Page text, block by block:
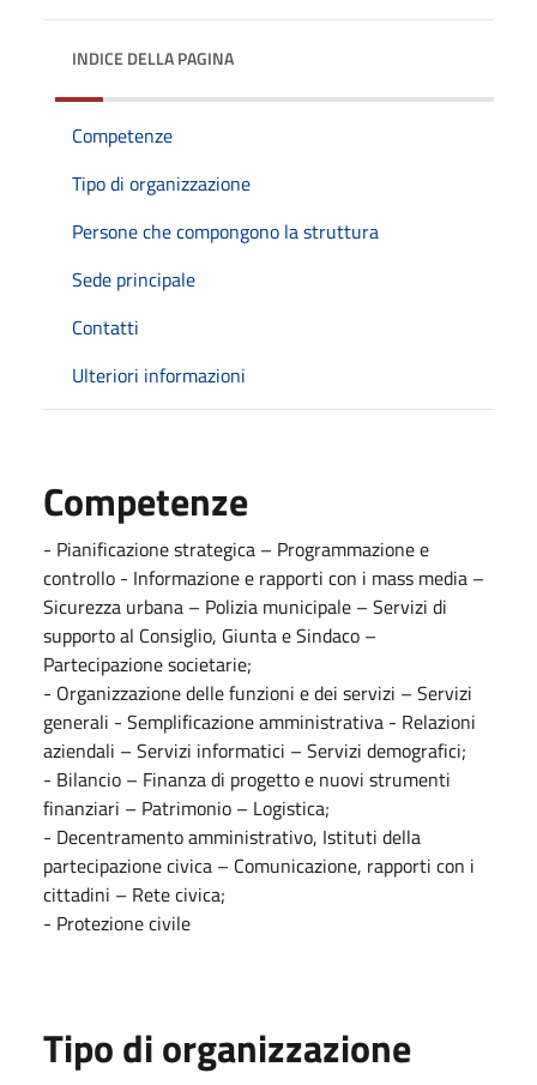
INDICE DELLA PAGINA
Competenze
Tipo di organizzazione
Persone che compongono la struttura
Sede principale
Contatti
Ulteriori informazioni
Competenze
- Pianificazione strategica – Programmazione e
controllo - Informazione e rapporti con i mass media –
Sicurezza urbana – Polizia municipale – Servizi di
supporto al Consiglio, Giunta e Sindaco –
Partecipazione societarie;
- Organizzazione delle funzioni e dei servizi – Servizi
generali - Semplificazione amministrativa - Relazioni
aziendali – Servizi informatici – Servizi demografici;
- Bilancio – Finanza di progetto e nuovi strumenti
finanziari – Patrimonio – Logistica;
- Decentramento amministrativo, Istituti della
partecipazione civica – Comunicazione, rapporti con i
cittadini – Rete civica;
- Protezione civile
Tipo di organizzazione